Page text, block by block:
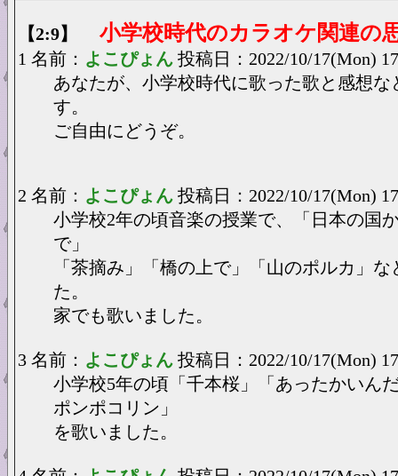
【2:9】 小学校時代のカラオケ関連の
1 名前： よこぴょん 投稿日：2022/10/17(Mon)
あなたが、小学校時代に歌った歌と感想な
す。
ご自由にどうぞ。
2 名前： よこぴょん 投稿日：2022/10/17(Mon)
小学校2年の頃音楽の授業で、「日本の国
で」
「茶摘み」「橋の上で」「山のポルカ」
た。
家でも歌いました。
3 名前： よこぴょん 投稿日：2022/10/17(Mon)
小学校5年の頃「千本桜」「あったかいん
ポンポコリン」
を歌いました。